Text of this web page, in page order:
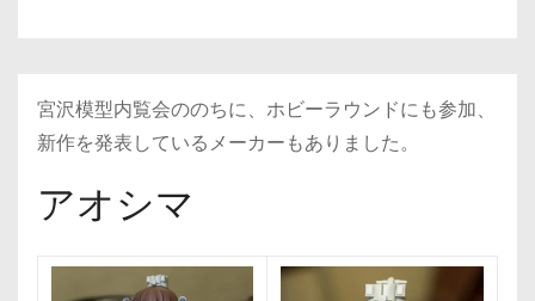
宮沢模型内覧会ののちに、ホビーラウンドにも参加、
新作を発表しているメーカーもありました。
アオシマ